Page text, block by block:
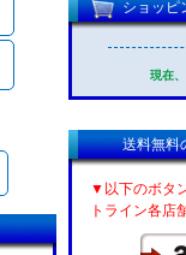
ショッピ
現在
送料無料
▼以下のボタ
トライン各店